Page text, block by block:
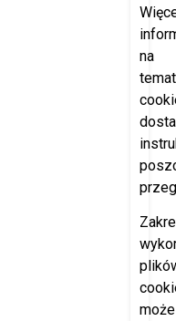
na
temat